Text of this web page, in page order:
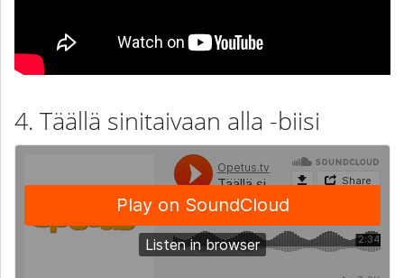
Täällä sinitaivaan alla -biisi